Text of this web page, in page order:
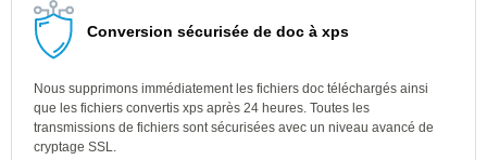
Conversion sécurisée de doc à xps
Nous supprimons immédiatement les fichiers doc téléchargés ainsi
que les fichiers convertis xps après 24 heures. Toutes les
transmissions de fichiers sont sécurisées avec un niveau avancé de
cryptage SSL.